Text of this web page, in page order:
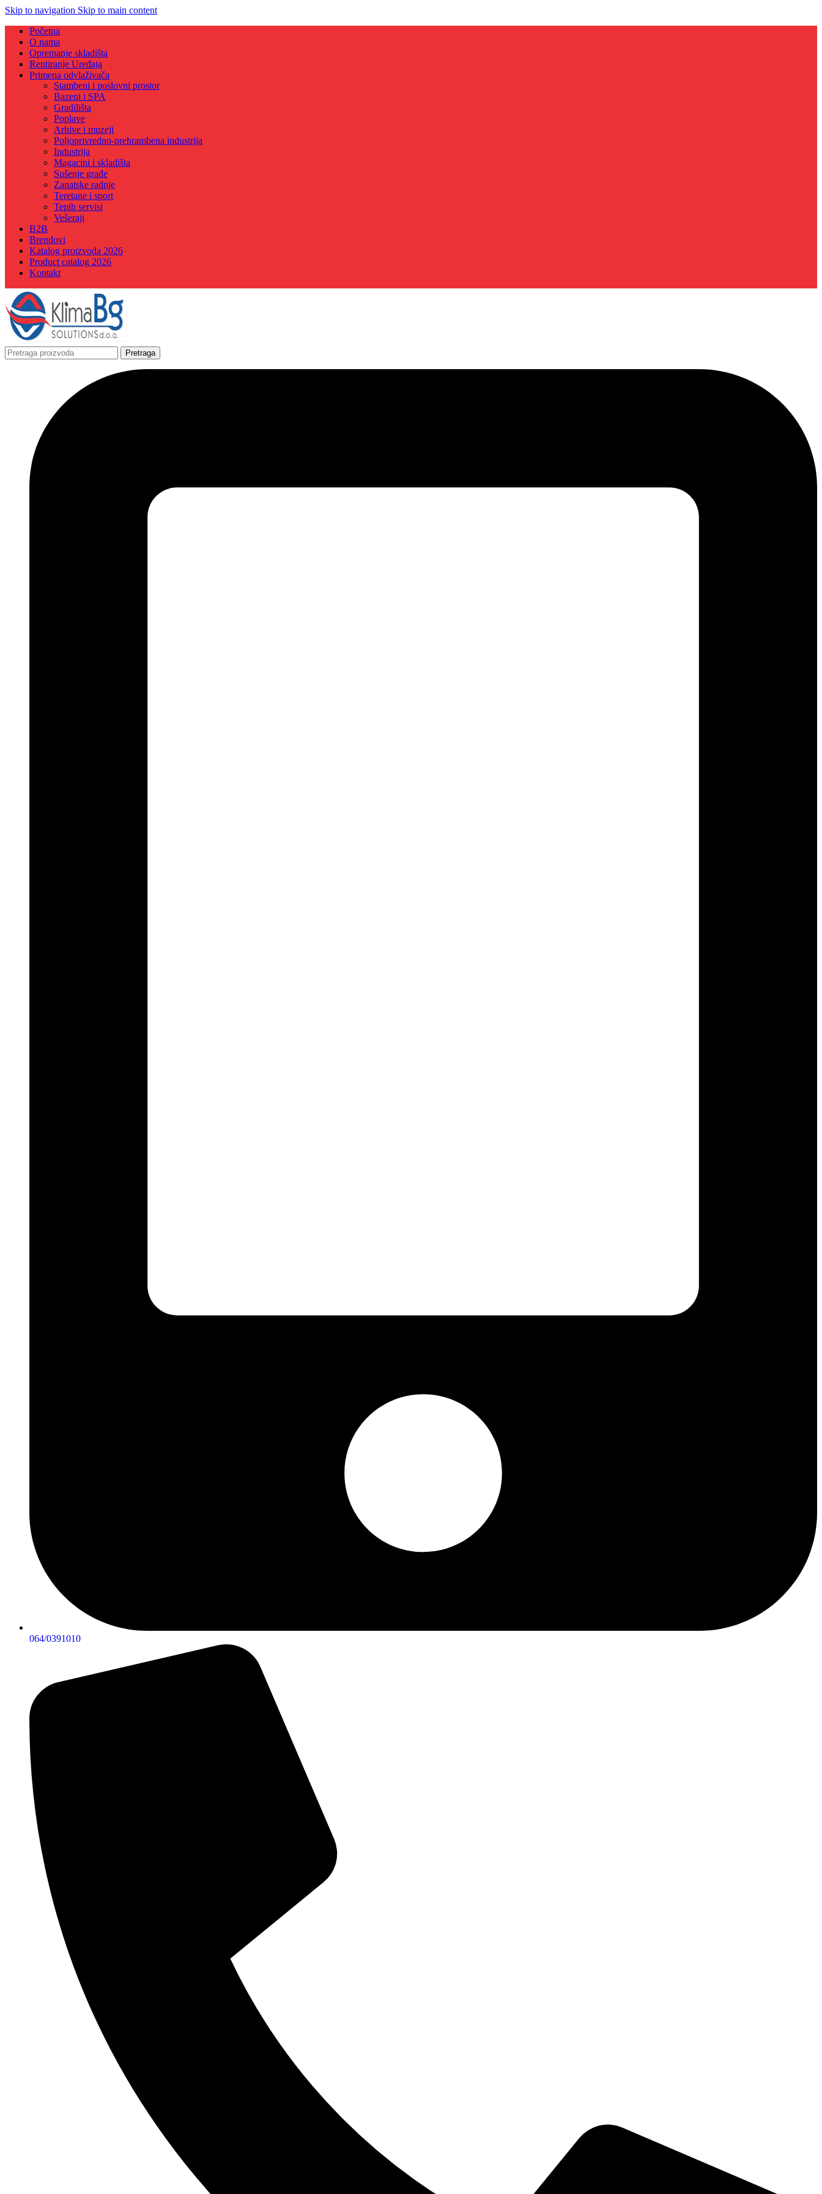
Skip to navigation Skip to main content
Početna
O nama
Opremanje skladišta
Rentiranje Uređaja
Primena odvlaživača
Stambeni i poslovni prostor
Bazeni i SPA
Gradilišta
Poplave
Arhive i muzeji
Poljoprivredno-prehrambena industrija
Industrija
Magacini i skladišta
Sušenje građe
Zanatske radnje
Teretane i sport
Tepih servisi
Vešeraji
B2B
Brendovi
Katalog proizvoda 2026
Product catalog 2026
Kontakt
Pretraga
064/0391010